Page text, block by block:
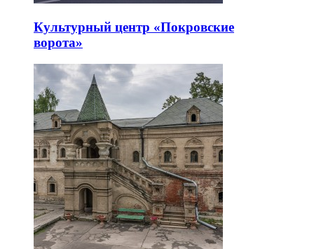
Культурный центр «Покровские
ворота»